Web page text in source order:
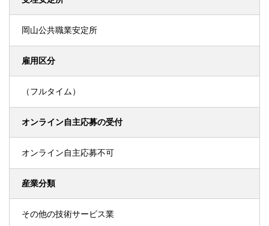
岡山公共職業安定所
雇用区分
（フルタイム）
オンライン自主応募の受付
オンライン自主応募不可
産業分類
その他の技術サービス業